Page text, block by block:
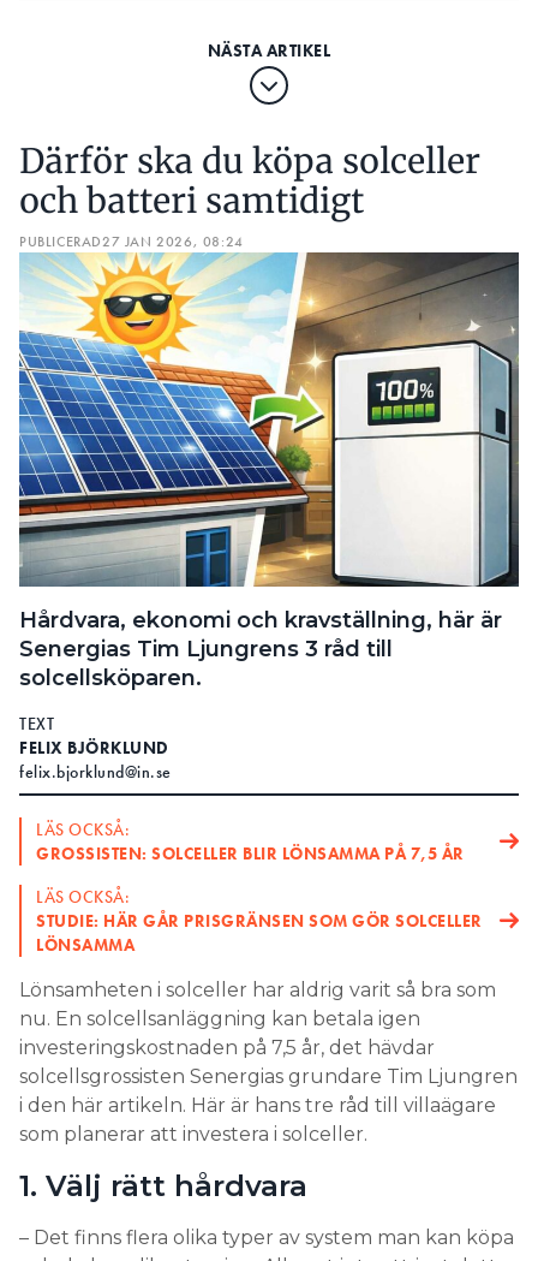
Därför ska du köpa solceller
och batteri samtidigt
PUBLICERAD27 JAN 2026, 08:24
Hårdvara, ekonomi och kravställning, här är
Senergias Tim Ljungrens 3 råd till
solcellsköparen.
TEXT
FELIX BJÖRKLUND
felix.bjorklund@in.se
LÄS OCKSÅ:
GROSSISTEN: SOLCELLER BLIR LÖNSAMMA PÅ 7,5 ÅR
LÄS OCKSÅ:
STUDIE: HÄR GÅR PRISGRÄNSEN SOM GÖR SOLCELLER
LÖNSAMMA
Lönsamheten i solceller har aldrig varit så bra som
nu. En solcellsanläggning kan betala igen
investeringskostnaden på 7,5 år, det hävdar
solcellsgrossisten Senergias grundare Tim Ljungren
i den här artikeln. Här är hans tre råd till villaägare
som planerar att investera i solceller.
1. Välj rätt hårdvara
– Det finns flera olika typer av system man kan köpa